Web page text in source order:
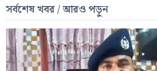
সর্বশেষ খবর / আরও পড়ুন